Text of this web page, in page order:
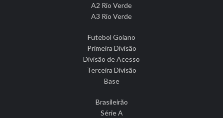
A2 Rio Verde
A3 Rio Verde
Futebol Goiano
Primeira Divisão
Divisão de Acesso
Terceira Divisão
Base
Brasileirão
Série A